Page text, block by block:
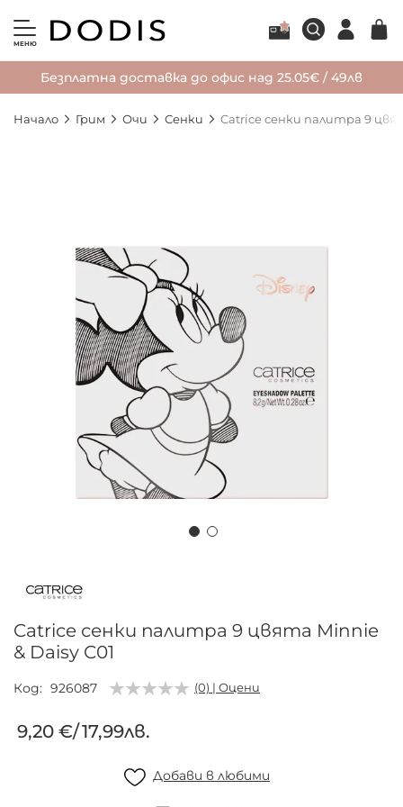
МЕНЮ
Безплатна доставка до офис над 25.05€ / 49лв
Начало Грим Очи Сенки Catrice сенки палитра 9
изображенията
началото
галерия
със
снимки
Catrice сенки палитра 9 цвята Minnie
& Daisy C01
Код 926087 (0) | Оцени
9,20 €/17,99лв.
Добави в любими